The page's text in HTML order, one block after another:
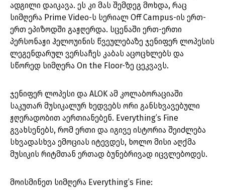
ადგილი დაიკავა. ეს კი მას შემდეგ მოხდა, რაც
სიმღერა Prime Video-ს სერიალ Off Campus-ის ერთ-
ერთ ეპიზოდში გაჟღერდა. სცენაში ერთ-ერთი
პერსონაჟი ჰელოუინის წვეულებაზე ჯენიფერ ლოპესის
ლეგენდარულ ვერსაჩეს კაბას აცოცხლებს და
სწორედ სიმღერა On the Floor-ზე ცეკვავს.
ჯენიფერ ლოპესი და ALOK ამ კოლაბორაციაში
საკუთარ მუსიკალურ ხედვებს ორი განსხვავებული
ჟღერადობით აერთიანებენ. Everything’s Fine
გვახსენებს, რომ ერთი და იგივე ისტორია შეიძლება
სხვადასხვა ემოციას იტევდეს, ხოლო მისი აღქმა
მუსიკის რიტმთან ერთად ბუნებრივად იცვლებოდეს.
მოისმინეთ სიმღერა Everything’s Fine: